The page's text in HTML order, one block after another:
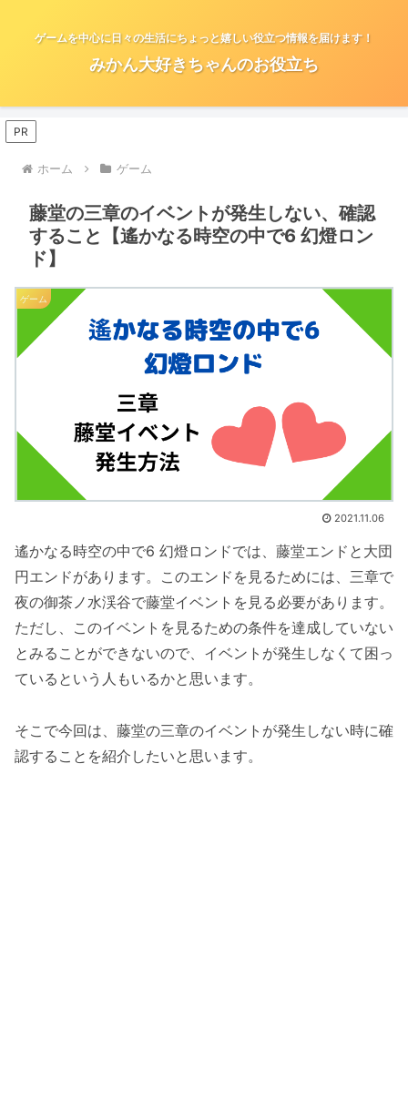
ゲームを中心に日々の生活にちょっと嬉しい役立つ情報を届けます！
みかん大好きちゃんのお役立ち
PR
ホーム ゲーム
藤堂の三章のイベントが発生しない、確認
すること【遙かなる時空の中で6 幻燈ロン
ド】
ゲーム
2021.11.06
遙かなる時空の中で6 幻燈ロンドでは、藤堂エンドと大団
円エンドがあります。このエンドを見るためには、三章で
夜の御茶ノ水渓谷で藤堂イベントを見る必要があります。
ただし、このイベントを見るための条件を達成していない
とみることができないので、イベントが発生しなくて困っ
ているという人もいるかと思います。
そこで今回は、藤堂の三章のイベントが発生しない時に確
認することを紹介したいと思います。